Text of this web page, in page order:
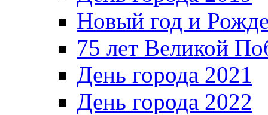
Новый год и
75 лет Великой
День города 2021
День города 2022